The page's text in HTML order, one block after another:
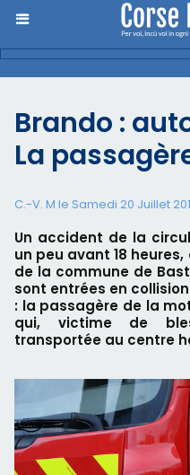
Brando :
La
C.-V. M le Samedi 20 Juillet
Un accident de la
un peu avant 18
de la commune de
sont entrées en
: la passagère de la
qui, victime de
transportée au centre